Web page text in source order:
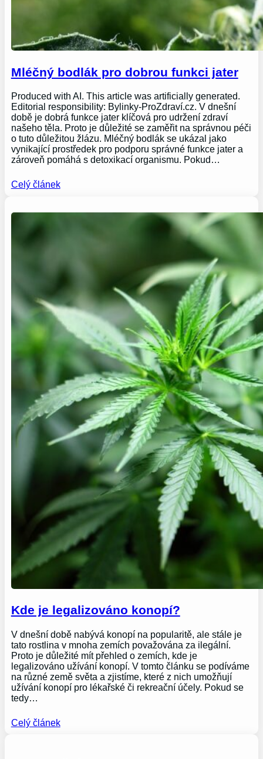
Mléčný bodlák pro dobrou funkci jater
Produced with AI. This article was artificially generated.
Editorial responsibility: Bylinky-ProZdraví.cz. V dnešní
době je dobrá funkce jater klíčová pro udržení zdraví
našeho těla. Proto je důležité se zaměřit na správnou péči
o tuto důležitou žlázu. Mléčný bodlák se ukázal jako
vynikající prostředek pro podporu správné funkce jater a
zároveň pomáhá s detoxikací organismu. Pokud…
Celý článek
Kde je legalizováno konopí?
V dnešní době nabývá konopí na popularitě, ale stále je
tato rostlina v mnoha zemích považována za ilegální.
Proto je důležité mít přehled o zemích, kde je
legalizováno užívání konopí. V tomto článku se podíváme
na různé země světa a zjistíme, které z nich umožňují
užívání konopí pro lékařské či rekreační účely. Pokud se
tedy…
Celý článek